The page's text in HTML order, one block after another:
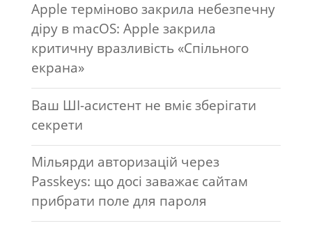
Apple терміново закрила небезпечну
діру в macOS: Apple закрила
критичну вразливість «Спільного
екрана»
Ваш ШІ-асистент не вміє зберігати
секрети
Мільярди авторизацій через
Passkeys: що досі заважає сайтам
прибрати поле для пароля